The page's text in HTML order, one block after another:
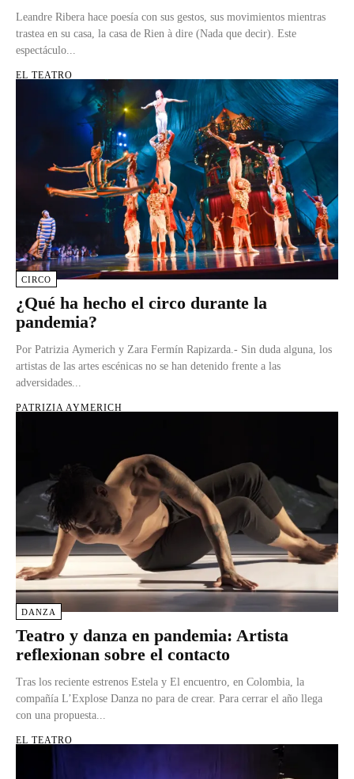
Leandre Ribera hace poesía con sus gestos, sus movimientos mientras
trastea en su casa, la casa de Rien à dire (Nada que decir). Este
espectáculo...
EL TEATRO
CIRCO
¿Qué ha hecho el circo durante la
pandemia?
Por Patrizia Aymerich y Zara Fermín Rapizarda.- Sin duda alguna, los
artistas de las artes escénicas no se han detenido frente a las
adversidades...
PATRIZIA AYMERICH
DANZA
Teatro y danza en pandemia: Artista
reflexionan sobre el contacto
Tras los reciente estrenos Estela y El encuentro, en Colombia, la
compañía L’Explose Danza no para de crear. Para cerrar el año llega
con una propuesta...
EL TEATRO